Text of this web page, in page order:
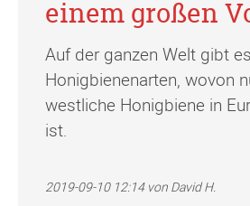
einem großen
Auf der ganzen Welt gibt
Honigbienenarten, wovon
westliche Honigbiene in
ist.
2019-09-10 12:14von David H.